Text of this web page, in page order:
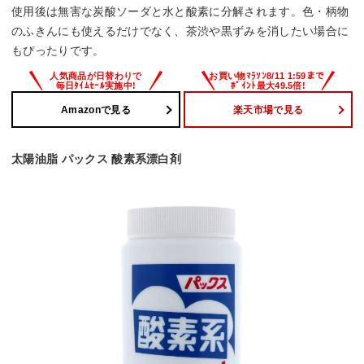
使用後は無害な炭酸ソーダと水と酸素に分解されます。色・柄物
のふきんにも使えるだけでなく、茶渋や黒ずみを消したい場合に
もぴったりです。
Amazonで見る 楽天市場で見る
太陽油脂 パックス 酸素系漂白剤